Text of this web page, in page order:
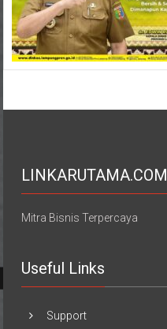
LINKARUTAMA.COM
Mitra Bisnis Terpercaya
Useful Links
Support